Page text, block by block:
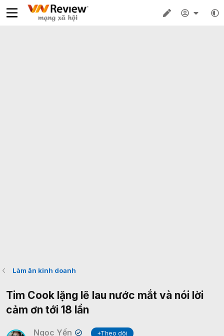
Làm ăn kinh doanh
Tim Cook lặng lẽ lau nước mắt và nói lời
cảm ơn tới 18 lần
Ngọc Yến ✔
+Theo dõi